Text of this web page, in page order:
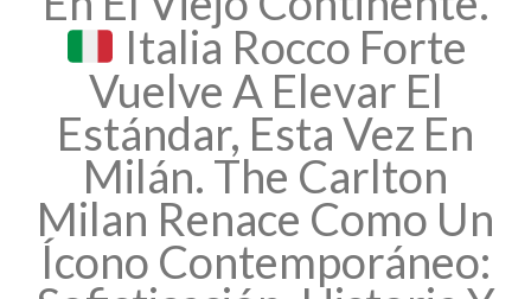
Italia Rocco Forte
Vuelve A Elevar El
Estándar, Esta Vez En
Milán. The Carlton
Milan Renace Como Un
Ícono Contemporáneo: